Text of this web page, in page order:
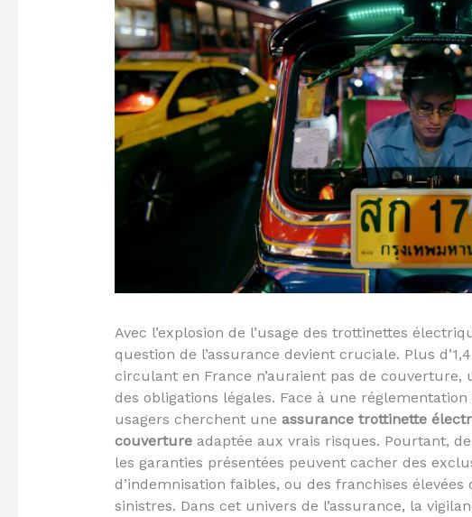
Avec l’explosion de l’usage des trottinettes
question de l’assurance devient cruciale. Plus
circulant en France n’auraient pas de
des obligations légales. Face à une
usagers cherchent une assurance trottinette
couvertureadaptée aux vrais risques. Pourtant,
les garanties présentées peuvent cacher des
d’indemnisation faibles, ou des franchises
sinistres. Dans cet univers de l’assurance, la